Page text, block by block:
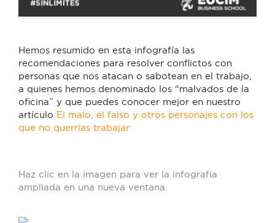
Hemos resumido en esta infografía las
recomendaciones para resolver conflictos con
personas que nos atacan o sabotean en el trabajo,
a quienes hemos denominado los “malvados de la
oficina” y que puedes conocer mejor en nuestro
artículo El malo, el falso y otros personajes con los
que no querrías trabajar
Haz clic en la imagen para ver la infografía
ampliada en una nueva ventana.